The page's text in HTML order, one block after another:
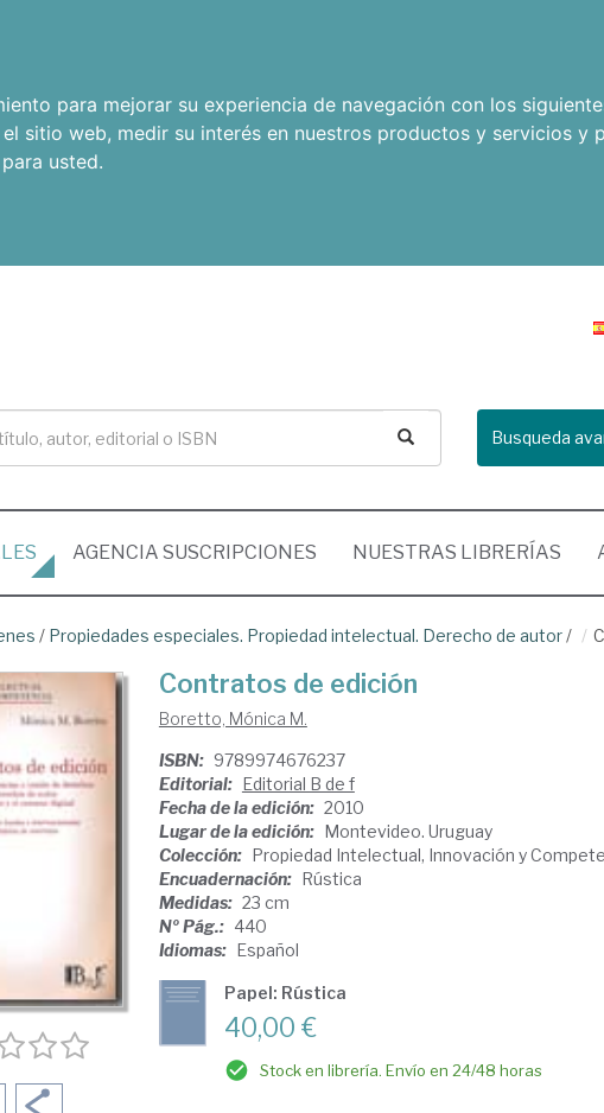
para mejorar su experiencia de navegación con los
sitio web, medir su interés en nuestros productos y servicios y
usted.
Busqueda
AGENCIA SUSCRIPCIONES NUESTRAS LIBRERÍAS
/ Propiedades especiales. Propiedad intelectual. Derecho de autor/
Contratos de edición
Boretto, Mónica M.
ISBN: 9789974676237
Editorial: Editorial B de f
Fecha de la edición: 2010
Lugar de la edición: Montevideo. Uruguay
Colección: Propiedad Intelectual, Innovación y
Encuadernación: Rústica
Medidas: 23 cm
Nº Pág.: 440
Idiomas: Español
Papel: Rústica
40,00 €
Stock en librería. Envío en 24/48 horas